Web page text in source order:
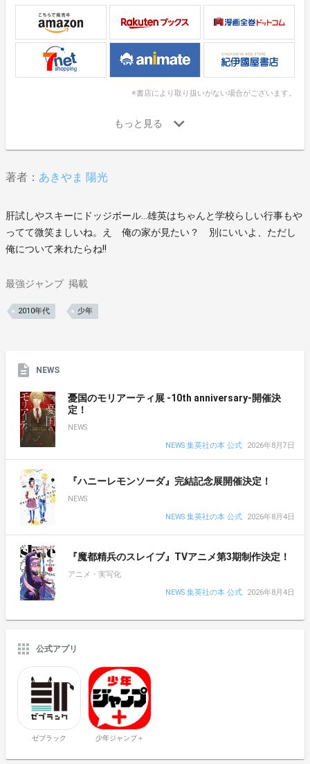
※書店により取り扱いがない場合がございます。
著者： あきやま 陽光
肝試しやスキーにドッジボール…雄英はちゃんと学校らしい行事もや
ってて微笑ましいね。え 俺の家が見たい？ 別にいいよ、ただし
俺について来れたらね!!
最強ジャンプ 掲載
2010年代 少年
NEWS
憂国のモリアーティ展 -10th anniversary-開催決
定！
NEWS
NEWS 集英社の本 公式
2026年8月7日
『ハニーレモンソーダ』完結記念展開催決定！
NEWS
NEWS 集英社の本 公式
2026年8月4日
『魔都精兵のスレイブ』TVアニメ第3期制作決定！
アニメ・実写化
NEWS 集英社の本 公式
2026年8月4日
公式アプリ
ゼブラック 少年ジャンプ＋